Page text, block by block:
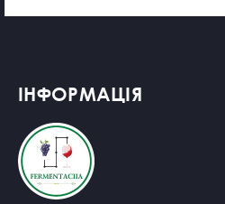
ІНФОРМАЦІЯ